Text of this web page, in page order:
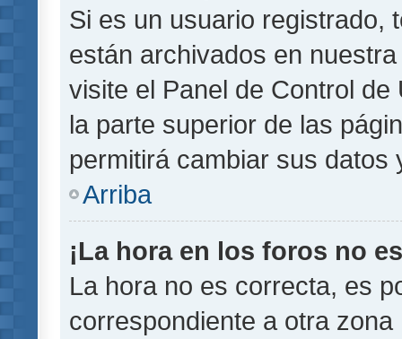
Si es un usuario registrado,
están archivados en
visite el Panel de Control
la parte superior de las
permitirá cambiar sus datos
Arriba
¡La hora en los foros no
La hora no es correcta, es
correspondiente a otra